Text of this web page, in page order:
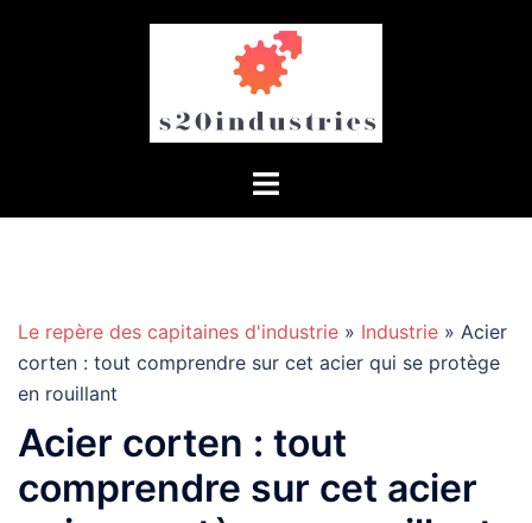
Le repère des capitaines d'industrie » Industrie » Acier
corten : tout comprendre sur cet acier qui se protège
en rouillant
Acier corten : tout
comprendre sur cet acier